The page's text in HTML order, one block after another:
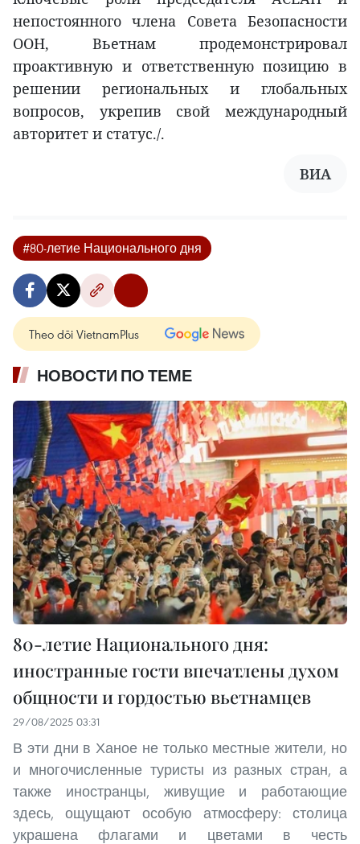
непостоянного члена Совета Безопасности
ООН, Вьетнам продемонстрировал
проактивную и ответственную позицию в
решении региональных и глобальных
вопросов, укрепив свой международный
авторитет и статус./.
ВИА
#80-летие Национального дня
Theo dõi VietnamPlus
НОВОСТИ ПО ТЕМЕ
80-летие Национального дня:
иностранные гости впечатлены духом
общности и гордостью вьетнамцев
29/08/2025 03:31
В эти дни в Ханое не только местные жители, но
и многочисленные туристы из разных стран, а
также иностранцы, живущие и работающие
здесь, ощущают особую атмосферу: столица
украшена флагами и цветами в честь